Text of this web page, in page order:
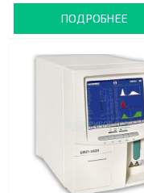
ПОДРОБНЕЕ